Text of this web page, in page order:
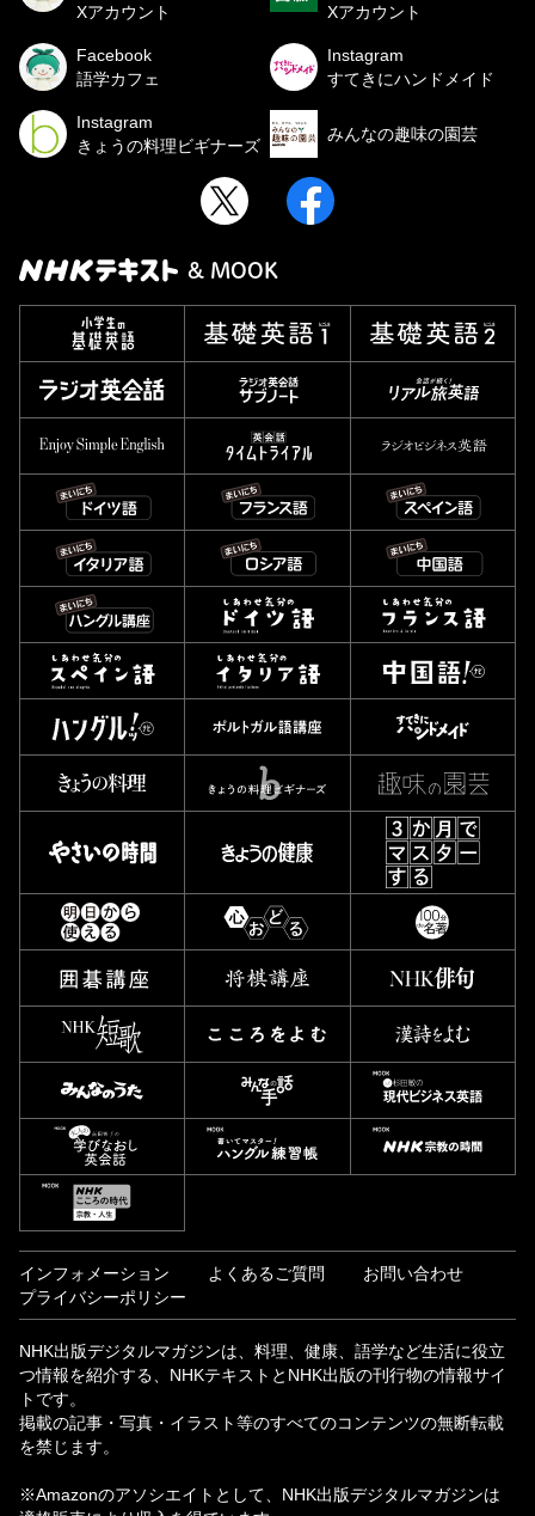
Xアカウント
Xアカウント
Facebook
語学カフェ
Instagram
すてきにハンドメイド
Instagram
きょうの料理ビギナーズ
みんなの趣味の園芸
& MOOK
インフォメーション よくあるご質問
お問い合わせ
プライバシーポリシー
NHK出版デジタルマガジンは、料理、健康、語学など生活に役立
つ情報を紹介する、NHKテキストとNHK出版の刊行物の情報サイ
トです。
掲載の記事・写真・イラスト等のすべてのコンテンツの無断転載
を禁じます。
※Amazonのアソシエイトとして、NHK出版デジタルマガジンは